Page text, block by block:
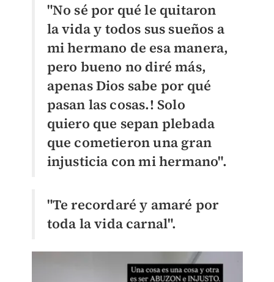
"No sé por qué le quitaron
la vida y todos sus sueños a
mi hermano de esa manera,
pero bueno no diré más,
apenas Dios sabe por qué
pasan las cosas.! Solo
quiero que sepan plebada
que cometieron una gran
injusticia con mi hermano".
"Te recordaré y amaré por
toda la vida carnal".